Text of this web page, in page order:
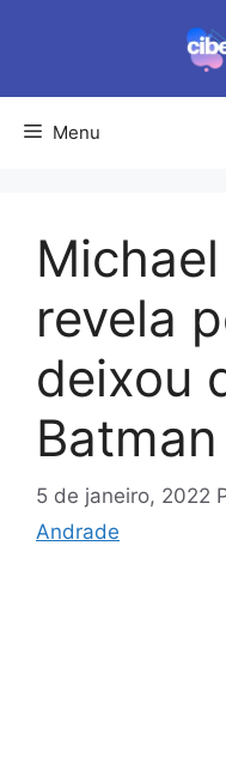
conteúdo
Menu
revela
deixou
Batman
5 de janeiro, 2022
Andrade